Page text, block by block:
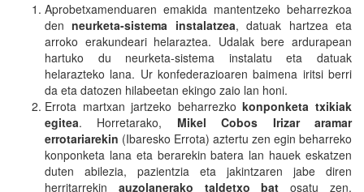
Aprobetxamenduaren emakida mantentzeko beharrezkoa
denneurketa-sistema instalatzea, datuak hartzea eta
arroko erakundeari helaraztea. Udalak bere ardurapean
hartuko du neurketa-sistema instalatu eta datuak
helarazteko lana. Ur konfederazioaren baimena iritsi berri
da eta datozen hilabeetan ekingo zaio lan honi.
Errota martxan jartzeko beharrezkokonponketa txikiak
egitea. Horretarako, Mikel Cobos Irizar aramar
errotariarekin (Ibaresko Errota) aztertu zen egin beharreko
konponketa lana eta berarekin batera lan hauek eskatzen
duten abilezia, pazientzia eta jakintzaren jabe diren
herritarrekin auzolanerako taldetxo bat osatu zen.